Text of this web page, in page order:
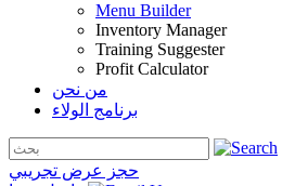
Menu Builder
Inventory Manager
Training Suggester
Profit Calculator
من نحن
برنامج الولاء
حجز عرض تجريبي